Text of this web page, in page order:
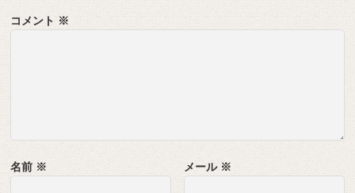
コメント ※
名前 ※ メール ※